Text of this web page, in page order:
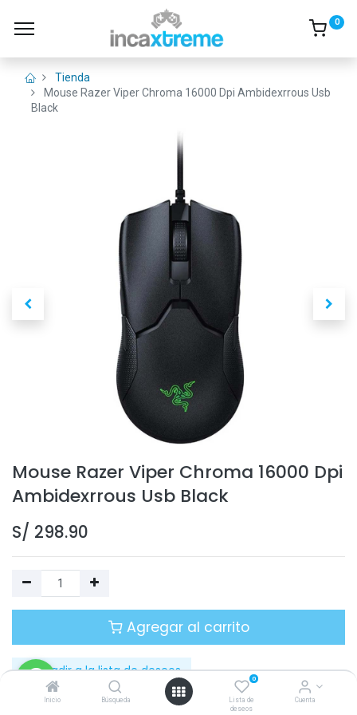
Inicio Búsqueda
0
Lista de
deseos
Cuenta
0
Tienda
Mouse Razer Viper Chroma 16000 Dpi Ambidexrrous Usb
Black
Mouse Razer Viper Chroma 16000 Dpi
Ambidexrrous Usb Black
S/ 298.90
Agregar al carrito
Añadir a la lista de deseos
Temporalmente sin existencias